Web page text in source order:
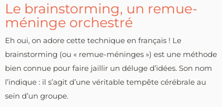
Le brainstorming, un remue-
méninge orchestré
Eh oui, on adore cette technique en français ! Le
brainstorming (ou « remue-méninges ») est une méthode
bien connue pour faire jaillir un déluge d’idées. Son nom
l’indique : il s’agit d’une véritable tempête cérébrale au
sein d’un groupe.